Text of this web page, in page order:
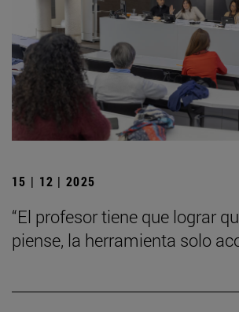
15 | 12 | 2025
“El profesor tiene que lograr
piense, la herramienta solo